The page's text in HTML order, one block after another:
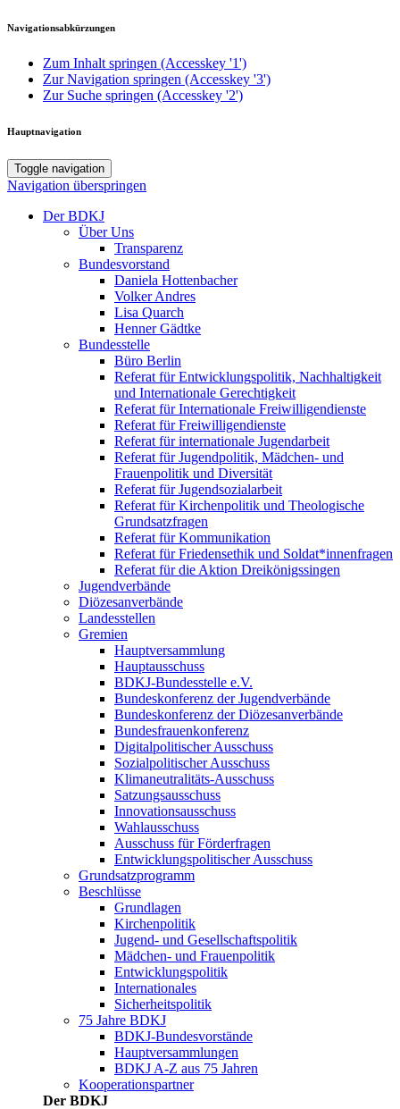
Navigationsabkürzungen
Zum Inhalt springen (Accesskey '1')
Zur Navigation springen (Accesskey '3')
Zur Suche springen (Accesskey '2')
Hauptnavigation
Toggle navigation
Navigation überspringen
Der BDKJ
Über Uns
Transparenz
Bundesvorstand
Daniela Hottenbacher
Volker Andres
Lisa Quarch
Henner Gädtke
Bundesstelle
Büro Berlin
Referat für Entwicklungspolitik, Nachhaltigkeit
und Internationale Gerechtigkeit
Referat für Internationale Freiwilligendienste
Referat für Freiwilligendienste
Referat für internationale Jugendarbeit
Referat für Jugendpolitik, Mädchen- und
Frauenpolitik und Diversität
Referat für Jugendsozialarbeit
Referat für Kirchenpolitik und Theologische
Grundsatzfragen
Referat für Kommunikation
Referat für Friedensethik und Soldat*innenfragen
Referat für die Aktion Dreikönigssingen
Jugendverbände
Diözesanverbände
Landesstellen
Gremien
Hauptversammlung
Hauptausschuss
BDKJ-Bundesstelle e.V.
Bundeskonferenz der Jugendverbände
Bundeskonferenz der Diözesanverbände
Bundesfrauenkonferenz
Digitalpolitischer Ausschuss
Sozialpolitischer Ausschuss
Klimaneutralitäts-Ausschuss
Satzungsausschuss
Innovationsausschuss
Wahlausschuss
Ausschuss für Förderfragen
Entwicklungspolitischer Ausschuss
Grundsatzprogramm
Beschlüsse
Grundlagen
Kirchenpolitik
Jugend- und Gesellschaftspolitik
Mädchen- und Frauenpolitik
Entwicklungspolitik
Internationales
Sicherheitspolitik
75 Jahre BDKJ
BDKJ-Bundesvorstände
Hauptversammlungen
BDKJ A-Z aus 75 Jahren
Kooperationspartner
Der BDKJ